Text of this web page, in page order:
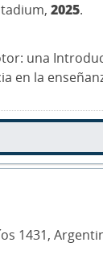
2025.
una
en la
1431,